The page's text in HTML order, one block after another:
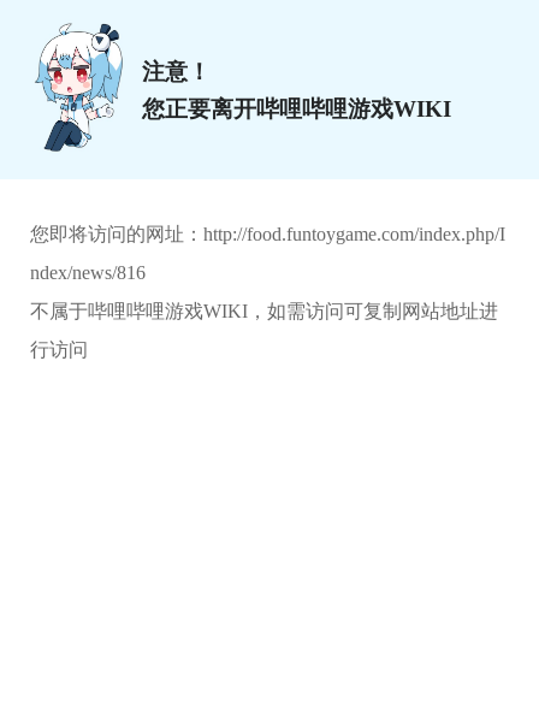
注意！
您正要离开哔哩哔哩游戏WIKI
您即将访问的网址： http://food.funtoygame.com/index.php/I
ndex/news/816
不属于哔哩哔哩游戏WIKI，如需访问可复制网站地址进
行访问